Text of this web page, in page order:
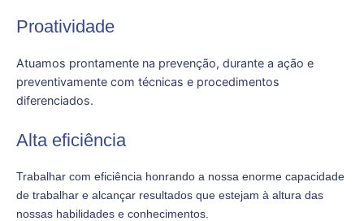
Proatividade
Atuamos prontamente na prevenção, durante a ação e
preventivamente com técnicas e procedimentos
diferenciados.
Alta eficiência
Trabalhar com eficiência honrando a nossa enorme capacidade
de trabalhar e alcançar resultados que estejam à altura das
nossas habilidades e conhecimentos.